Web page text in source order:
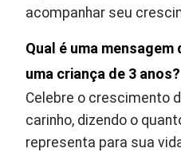
acompanhar seu
Qual é uma
uma criança de 3 anos?
Celebre o crescimento
carinho, dizendo o
representa para sua